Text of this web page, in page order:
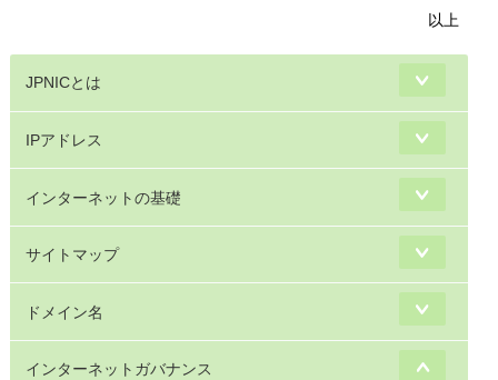
以上
JPNICとは
IPアドレス
インターネットの基礎
サイトマップ
ドメイン名
インターネットガバナンス